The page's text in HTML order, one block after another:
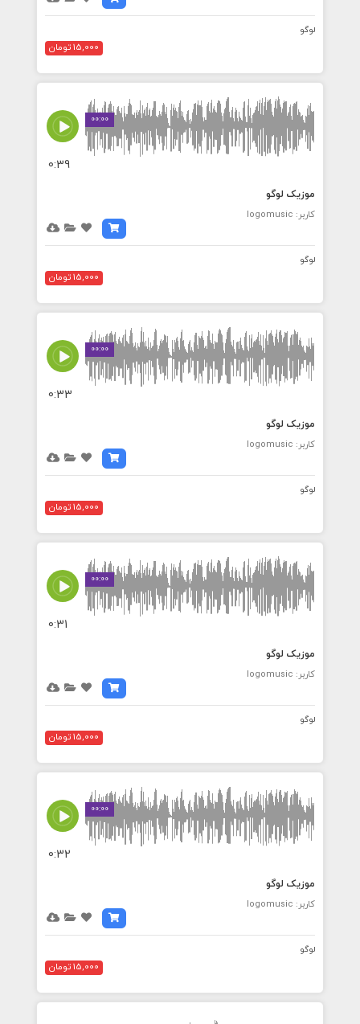
لوگو
15,000 تومان
00:00
0:39
موزیک لوگو
کاربر: logomusic
لوگو
15,000 تومان
00:00
0:33
موزیک لوگو
کاربر: logomusic
لوگو
15,000 تومان
00:00
0:31
موزیک لوگو
کاربر: logomusic
لوگو
15,000 تومان
00:00
0:32
موزیک لوگو
کاربر: logomusic
لوگو
15,000 تومان